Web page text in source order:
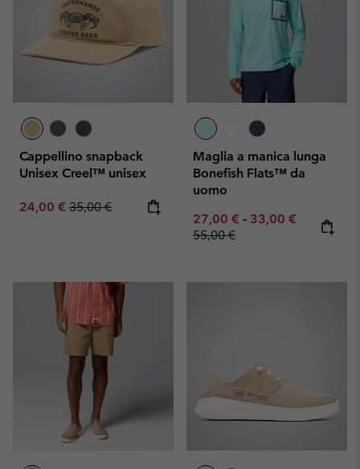
Cappellino snapback
Unisex Creel™ unisex
Sale price:
24,00 € Regular price:
35,00 €
Maglia a manica lunga
Bonefish Flats™ da
uomo
Minimum sale price:
27,00 € - Maximum sale
33,00 € Regular
55,00 €